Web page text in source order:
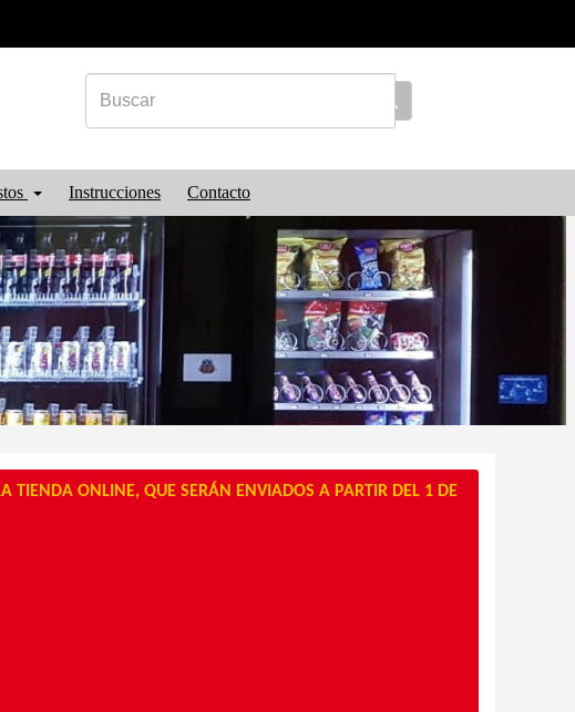
Instrucciones Contacto
TIENDA ONLINE, QUE SERÁN ENVIADOS A PARTIR DEL 1 DE